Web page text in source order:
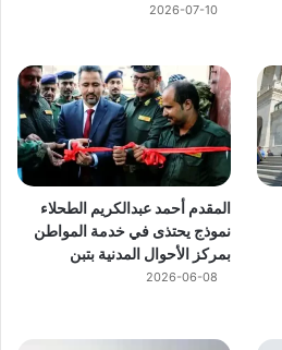
2026-07-10
المقدم أحمد عبدالكريم الطحلاء
نموذج يحتذى في خدمة المواطن
بمركز الأحوال المدنية بتبن
2026-06-08